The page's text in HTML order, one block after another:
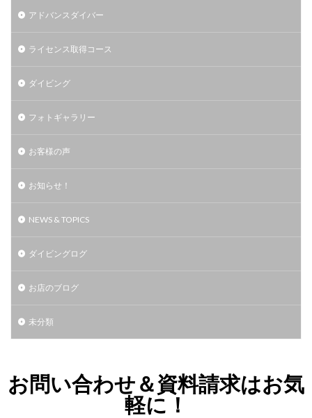
アドバンスダイバー
ライセンス取得コース
ダイビング
フォトギャラリー
お客様の声
お知らせ！
NEWS & TOPICS
ダイビングログ
お店のブログ
未分類
お問い合わせ＆資料請求はお気
軽に！